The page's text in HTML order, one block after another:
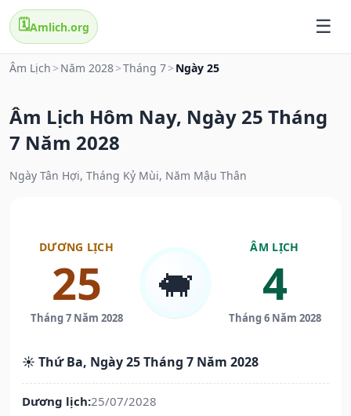
🗓️Amlich.org
Âm Lịch > Năm 2028>Tháng 7> Ngày 25
Âm Lịch Hôm Nay, Ngày 25 Tháng
7 Năm 2028
Ngày Tân Hợi, Tháng Kỷ Mùi, Năm Mậu Thân
DƯƠNG LỊCH
25
Tháng 7 Năm 2028
🐖
ÂM LỊCH
4
Tháng 6 Năm 2028
☀️ Thứ Ba, Ngày 25 Tháng 7 Năm 2028
Dương lịch:25/07/2028